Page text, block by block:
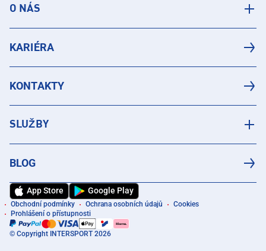
O NÁS
KARIÉRA
KONTAKTY
SLUŽBY
BLOG
App Store Google Play
Obchodní podmínky Ochrana osobních údajů
Cookies
Prohlášení o přístupnosti
© Copyright INTERSPORT 2026